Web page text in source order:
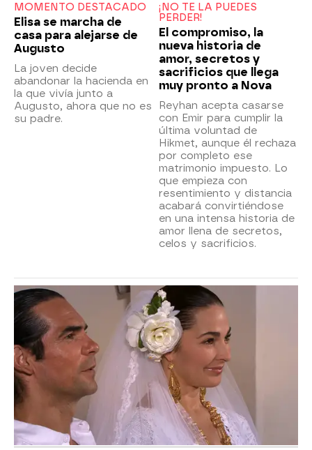
MOMENTO DESTACADO
Elisa se marcha de
casa para alejarse de
Augusto
La joven decide
abandonar la hacienda en
la que vivía junto a
Augusto, ahora que no es
su padre.
¡NO TE LA PUEDES
PERDER!
El compromiso, la
nueva historia de
amor, secretos y
sacrificios que llega
muy pronto a Nova
Reyhan acepta casarse
con Emir para cumplir la
última voluntad de
Hikmet, aunque él rechaza
por completo ese
matrimonio impuesto. Lo
que empieza con
resentimiento y distancia
acabará convirtiéndose
en una intensa historia de
amor llena de secretos,
celos y sacrificios.